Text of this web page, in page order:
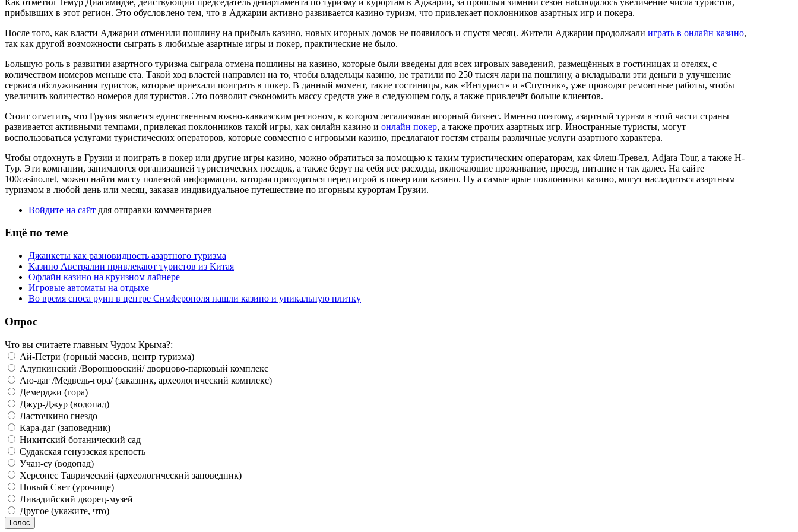
прибывших в этот регион. Это обусловлено тем, что в Аджарии активно развивается казино туризм, что привлекает поклонников азартных игр и покера.
После того, как власти Аджарии отменили пошлину на прибыль казино, новых игорных домов не появилось и спустя месяц. Жители Аджарии продолжали играть в онлайн казино,
так как другой возможности сыграть в любимые азартные игры и покер, практические не было.
Большую роль в развитии азартного туризма сыграла отмена пошлины на казино, которые были введены для всех игровых заведений, размещённых в гостиницах и отелях, с
количеством номеров меньше ста. Такой ход властей направлен на то, чтобы владельцы казино, не тратили по 250 тысяч лари на пошлину, а вкладывали эти деньги в улучшение
сервиса обслуживания туристов, которые приехали поиграть в покер. В данный момент, такие гостиницы, как «Интурист» и «Спутник», уже проводят ремонтные работы, чтобы
увеличить количество номеров для туристов. Это позволит сэкономить массу средств уже в следующем году, а также привлечёт больше клиентов.
Стоит отметить, что Грузия является единственным южно-кавказским регионом, в котором легализован игорный бизнес. Именно поэтому, азартный туризм в этой части страны
развивается активными темпами, привлекая поклонников такой игры, как онлайн казино и онлайн покер, а также прочих азартных игр. Иностранные туристы, могут
воспользоваться услугами туристических операторов, которые совместно с игровыми казино, предлагают гостям страны различные услуги азартного характера.
Чтобы отдохнуть в Грузии и поиграть в покер или другие игры казино, можно обратиться за помощью к таким туристическим операторам, как Флеш-Тревел, Adjara Tour, а также Н-
Тур. Эти компании, занимаются организацией туристических поездок, а также берут на себя все расходы, включающие проживание, проезд, питание и так далее. На сайте
100casino.net, можно найти массу полезной информации, которая пригодиться перед игрой в покер или казино. Ну а самые ярые поклонники казино, могут насладиться азартным
туризмом в любой день или месяц, заказав индивидуальное путешествие по игорным курортам Грузии.
Войдите на сайт для отправки комментариев
Ещё по теме
Джанкеты как разновидность азартного туризма
Казино Австралии привлекают туристов из Китая
Офлайн казино на круизном лайнере
Игровые автоматы на отдыхе
Во время сноса руин в центре Симферополя нашли казино и уникальную плитку
Опрос
Что вы считаете главным Чудом Крыма?:
Ай-Петри (горный массив, центр туризма)
Алупкинский /Воронцовский/ дворцово-парковый комплекс
Аю-даг /Медведь-гора/ (заказник, археологический комплекс)
Демерджи (гора)
Джур-Джур (водопад)
Ласточкино гнездо
Кара-даг (заповедник)
Никитский ботанический сад
Судакская генуэзская крепость
Учан-су (водопад)
Херсонес Таврический (археологический заповедник)
Новый Свет (урочище)
Ливадийский дворец-музей
Другое (укажите, что)